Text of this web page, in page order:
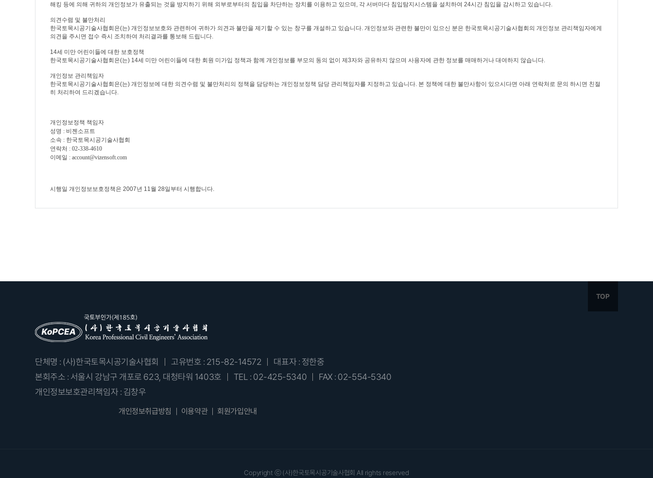
해킹 등에 의해 귀하의 개인정보가 유출되는 것을 방지하기 위해 외부로부터의 침입을 차단하는 장치를 이용하고 있으며, 각 서버마다 침입탐지시스템을 설치하여 24시간 침입을 감시하고 있습니다.
의견수렴 및 불만처리
한국토목시공기술사협회은(는) 개인정보보호와 관련하여 귀하가 의견과 불만을 제기할 수 있는 창구를 개설하고 있습니다. 개인정보와 관련한 불만이 있으신 분은 한국토목시공기술사협회의 개인정보 관리책임자에게
의견을 주시면 접수 즉시 조치하여 처리결과를 통보해 드립니다.
14세 미만 어린이들에 대한 보호정책
한국토목시공기술사협회은(는) 14세 미만 어린이들에 대한 회원 미가입 정책과 함께 개인정보를 부모의 동의 없이 제3자와 공유하지 않으며 사용자에 관한 정보를 매매하거나 대여하지 않습니다.
개인정보 관리책임자
한국토목시공기술사협회은(는) 개인정보에 대한 의견수렴 및 불만처리의 정책을 담당하는 개인정보정책 담당 관리책임자를 지정하고 있습니다. 본 정책에 대한 불만사항이 있으시다면 아래 연락처로 문의 하시면 친절
히 처리하여 드리겠습니다.
개인정보정책 책임자
성명 : 비젠소프트
소속 : 한국토목시공기술사협회
연락처 : 02-338-4610
이메일 : account@vizensoft.com
시행일 개인정보보호정책은 2007년 11월 28일부터 시행합니다.​​
단체명 : (사)한국토목시공기술사협회 고유번호 : 215-82-14572
대표자 : 정한중
본회주소 : 서울시 강남구 개포로 623, 대청타워 1403호
TEL : 02-425-5340
FAX : 02-554-5340
개인정보보호관리책임자 : 김창우
개인정보취급방침 이용약관 회원가입안내
Copyright ⓒ (사)한국토목시공기술사협회 All rights reserved